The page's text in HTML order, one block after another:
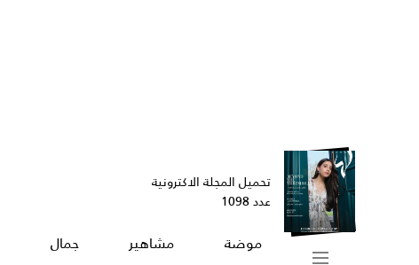
تحميل المجلة الاكترونية
عدد 1098
موضة مشاهير جمال